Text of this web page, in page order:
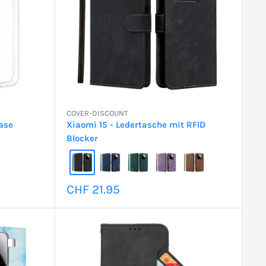
COVER-DISCOUNT
Xiaomi 15 - Ledertasche mit RFID
Blocker
Sonderpreis
CHF 21.95